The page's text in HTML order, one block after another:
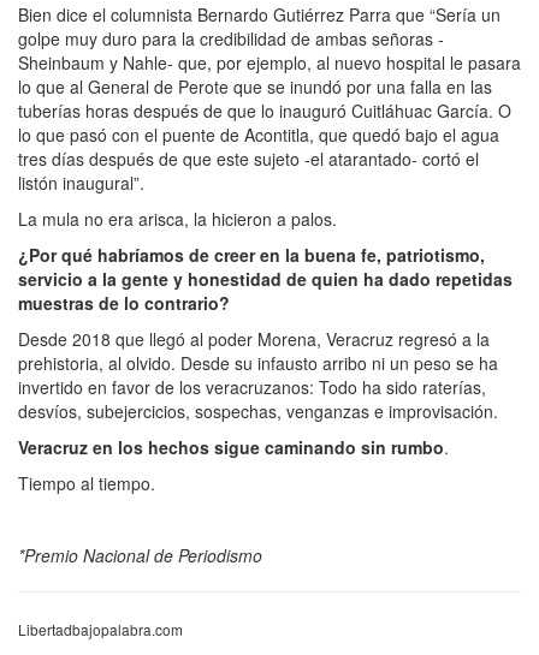
Bien dice el columnista Bernardo Gutiérrez Parra que “Sería un
golpe muy duro para la credibilidad de ambas señoras -
Sheinbaum y Nahle- que, por ejemplo, al nuevo hospital le pasara
lo que al General de Perote que se inundó por una falla en las
tuberías horas después de que lo inauguró Cuitláhuac García. O
lo que pasó con el puente de Acontitla, que quedó bajo el agua
tres días después de que este sujeto -el atarantado- cortó el
listón inaugural”.
La mula no era arisca, la hicieron a palos.
¿Por qué habríamos de creer en la buena fe, patriotismo,
servicio a la gente y honestidad de quien ha dado repetidas
muestras de lo contrario?
Desde 2018 que llegó al poder Morena, Veracruz regresó a la
prehistoria, al olvido. Desde su infausto arribo ni un peso se ha
invertido en favor de los veracruzanos: Todo ha sido raterías,
desvíos, subejercicios, sospechas, venganzas e improvisación.
Veracruz en los hechos sigue caminando sin rumbo.
Tiempo al tiempo.
*Premio Nacional de Periodismo
Libertadbajopalabra.com